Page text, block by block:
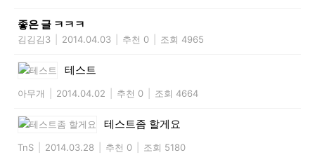
좋은 글 ㅋㅋㅋ
김김김3 2014.04.03 추천 0 조회 4965
테스트
아무개 2014.04.02 추천 0 조회 4664
테스트좀 할게요
TnS 2014.03.28 추천 0 조회 5180